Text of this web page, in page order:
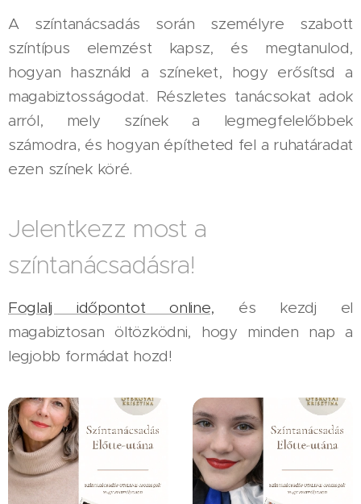
A színtanácsadás során személyre szabott
színtípus elemzést kapsz, és megtanulod,
hogyan használd a színeket, hogy erősítsd a
magabiztosságodat. Részletes tanácsokat adok
arról, mely színek a legmegfelelőbbek
számodra, és hogyan építheted fel a ruhatáradat
ezen színek köré.
Jelentkezz most a
színtanácsadásra!
Foglalj időpontot online, és kezdj el
magabiztosan öltözködni, hogy minden nap a
legjobb formádat hozd!